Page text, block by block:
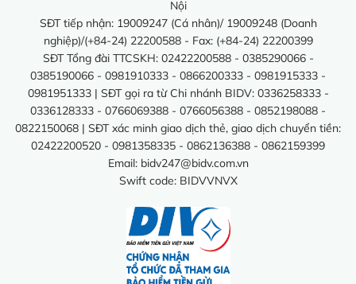
Nội
SĐT tiếp nhận: 19009247 (Cá nhân)/ 19009248 (Doanh
nghiệp)/(+84-24) 22200588 - Fax: (+84-24) 22200399
SĐT Tổng đài TTCSKH: 02422200588 - 0385290066 -
0385190066 - 0981910333 - 0866200333 - 0981915333 -
0981951333 | SĐT gọi ra từ Chi nhánh BIDV: 0336258333 -
0336128333 - 0766069388 - 0766056388 - 0852198088 -
0822150068 | SĐT xác minh giao dịch thẻ, giao dịch chuyển tiền:
02422200520 - 0981358335 - 0862136388 - 0862159399
Email: bidv247@bidv.com.vn
Swift code: BIDVVNVX